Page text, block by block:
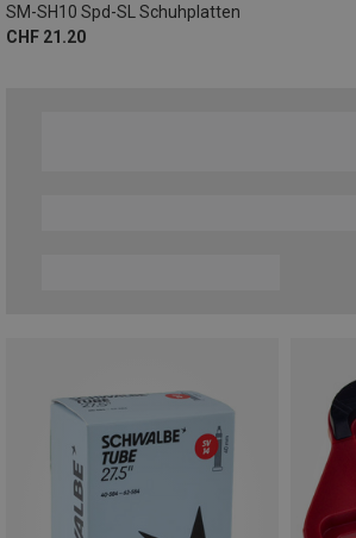
SM-SH10 Spd-SL Schuhplatten
CHF 21.20